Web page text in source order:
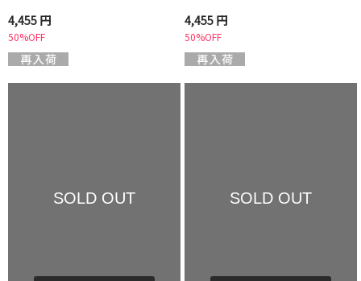
4,455 円
50%OFF
4,455 円
50%OFF
SOLD OUT SOLD OUT